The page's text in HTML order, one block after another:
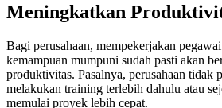
Meningkatkan
Bagi perusahaan, mempekerjakan
kemampuan mumpuni sudah pasti akan
produktivitas. Pasalnya, perusahaan tidak
melakukan training terlebih dahulu atau
memulai proyek lebih cepat.